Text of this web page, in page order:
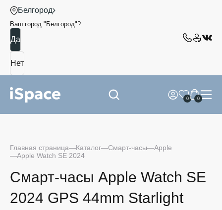
Белгород
Ваш город " Белгород"?
0 0
Главная страница Каталог Смарт-часы
Apple
Apple Watch SE 2024
Смарт-часы Apple Watch SE
2024 GPS 44mm Starlight